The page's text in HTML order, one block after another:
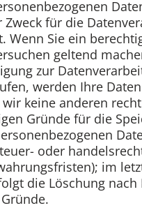
Zweck für die
Wenn Sie ein
geltend
zur
werden Ihre
keine anderen
Gründe für die
oder
im
die Löschung nach